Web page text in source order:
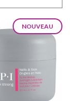
NOUVEAU